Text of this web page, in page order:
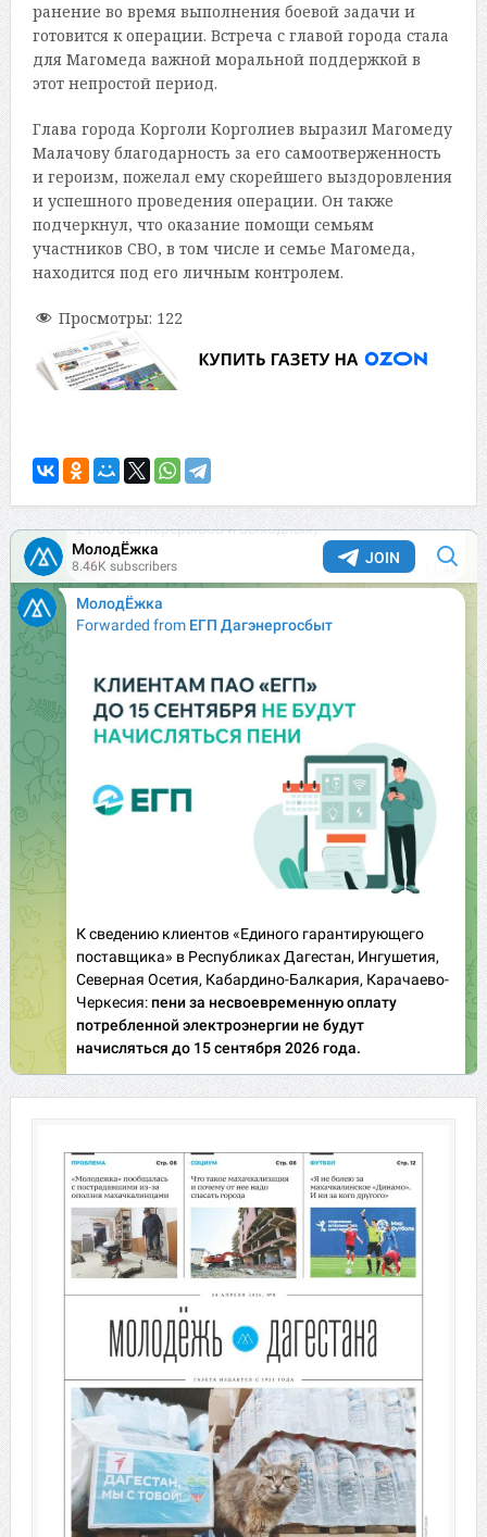
ранение во время выполнения боевой задачи и
готовится к операции. Встреча с главой города стала
для Магомеда важной моральной поддержкой в
этот непростой период.
Глава города Корголи Корголиев выразил Магомеду
Малачову благодарность за его самоотверженность
и героизм, пожелал ему скорейшего выздоровления
и успешного проведения операции. Он также
подчеркнул, что оказание помощи семьям
участников СВО, в том числе и семье Магомеда,
находится под его личным контролем.
Просмотры: 122